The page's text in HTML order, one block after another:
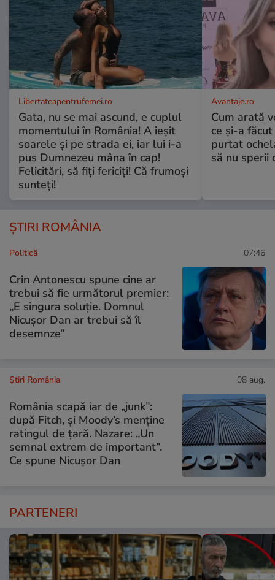
Libertateapentrufemei.ro
Gata, nu se mai ascund, e cuplul
momentului în România! A ieșit
soarele și pe strada ei, iar lui i-a
pus Dumnezeu mâna în cap!
Felicitări, să fiți fericiți! Că frumoși
sunteți!
Avantaje.ro
Cum arată
ce și-a
purtat
să nu sperii
ȘTIRI ROMÂNIA
Politică 07:46
Crin Antonescu spune cine ar
trebui să fie următorul premier:
„E singura soluție. Domnul
Nicușor Dan ar trebui să îl
desemnze”
Știri România 08 aug.
România scapă iar de „junk”:
după Fitch, și Moody’s menține
ratingul de țară. Nazare: „Un
semnal extrem de important”.
Ce spune Nicușor Dan
PARTENERI